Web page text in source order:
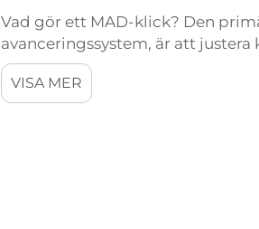
Vad gör ett MAD-klick? Den
avanceringssystem, är att
framåtriktad käkposition en ökad
bakom...
VISA MER